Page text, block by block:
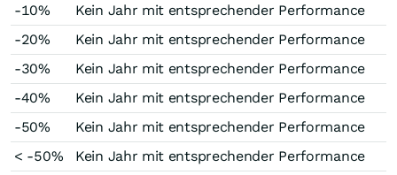
-10%
Kein Jahr mit entsprechender Performance
-20%
Kein Jahr mit entsprechender Performance
-30%
Kein Jahr mit entsprechender Performance
-40%
Kein Jahr mit entsprechender Performance
-50%
Kein Jahr mit entsprechender Performance
< -50%
Kein Jahr mit entsprechender Performance